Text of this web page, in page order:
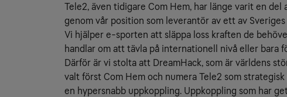
Tele2, även tidigare Com Hem, har länge varit en del
genom vår position som leverantör av ett av
Vi hjälper e-sporten att släppa loss kraften de
handlar om att tävla på internationell nivå eller bara
Därför är vi stolta att DreamHack, som är världens
valt först Com Hem och numera Tele2 som
en hypersnabb uppkoppling. Uppkoppling som har